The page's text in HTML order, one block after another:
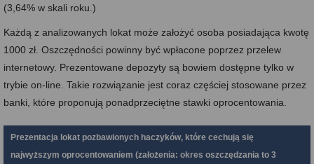
(3,64% w skali roku.)
Każdą z analizowanych lokat może założyć osoba posiadająca kwotę
1000 zł. Oszczędności powinny być wpłacone poprzez przelew
internetowy. Prezentowane depozyty są bowiem dostępne tylko w
trybie on-line. Takie rozwiązanie jest coraz częściej stosowane przez
banki, które proponują ponadprzeciętne stawki oprocentowania.
Prezentacja lokat pozbawionych haczyków, które cechują się
najwyższym oprocentowaniem (założenia: okres oszczędzania to 3